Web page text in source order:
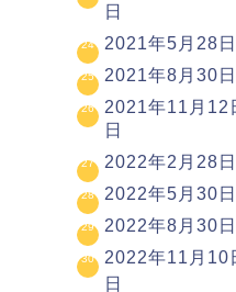
日
2021年5月28
2021年8月30
2021年11月12
日
2022年2月28
2022年5月30
2022年8月30
2022年11月10
日